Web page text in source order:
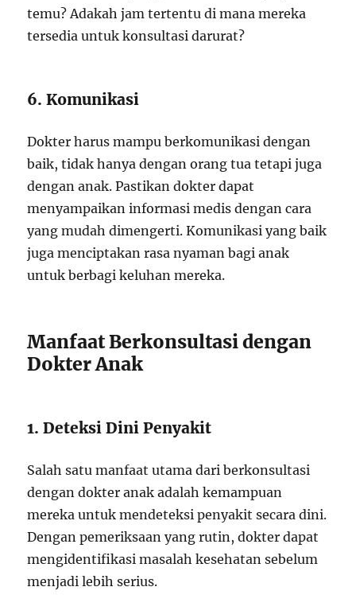
temu? Adakah jam tertentu di mana mereka
tersedia untuk konsultasi darurat?
6. Komunikasi
Dokter harus mampu berkomunikasi dengan
baik, tidak hanya dengan orang tua tetapi juga
dengan anak. Pastikan dokter dapat
menyampaikan informasi medis dengan cara
yang mudah dimengerti. Komunikasi yang baik
juga menciptakan rasa nyaman bagi anak
untuk berbagi keluhan mereka.
Manfaat Berkonsultasi dengan
Dokter Anak
1. Deteksi Dini Penyakit
Salah satu manfaat utama dari berkonsultasi
dengan dokter anak adalah kemampuan
mereka untuk mendeteksi penyakit secara dini.
Dengan pemeriksaan yang rutin, dokter dapat
mengidentifikasi masalah kesehatan sebelum
menjadi lebih serius.